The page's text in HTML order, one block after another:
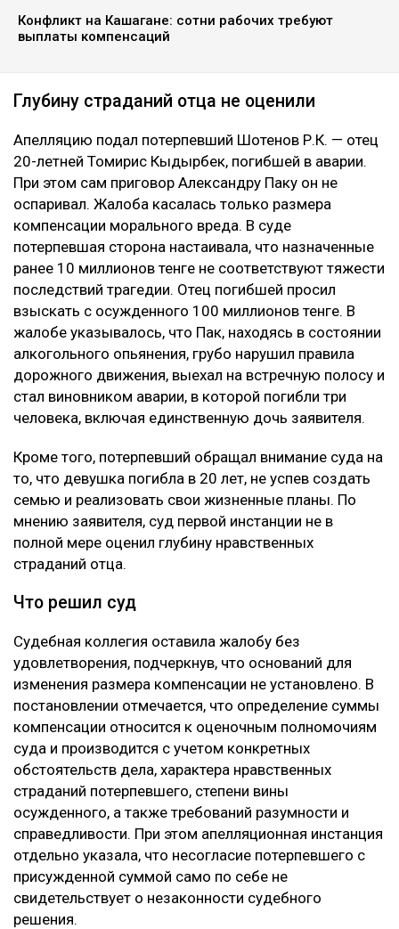
Конфликт на Кашагане: сотни рабочих требуют
выплаты компенсаций
Глубину страданий отца не оценили
Апелляцию подал потерпевший Шотенов Р.К. — отец
20-летней Томирис Кыдырбек, погибшей в аварии.
При этом сам приговор Александру Паку он не
оспаривал. Жалоба касалась только размера
компенсации морального вреда. В суде
потерпевшая сторона настаивала, что назначенные
ранее 10 миллионов тенге не соответствуют тяжести
последствий трагедии. Отец погибшей просил
взыскать с осужденного 100 миллионов тенге. В
жалобе указывалось, что Пак, находясь в состоянии
алкогольного опьянения, грубо нарушил правила
дорожного движения, выехал на встречную полосу и
стал виновником аварии, в которой погибли три
человека, включая единственную дочь заявителя.
Кроме того, потерпевший обращал внимание суда на
то, что девушка погибла в 20 лет, не успев создать
семью и реализовать свои жизненные планы. По
мнению заявителя, суд первой инстанции не в
полной мере оценил глубину нравственных
страданий отца.
Что решил суд
Судебная коллегия оставила жалобу без
удовлетворения, подчеркнув, что оснований для
изменения размера компенсации не установлено. В
постановлении отмечается, что определение суммы
компенсации относится к оценочным полномочиям
суда и производится с учетом конкретных
обстоятельств дела, характера нравственных
страданий потерпевшего, степени вины
осужденного, а также требований разумности и
справедливости. При этом апелляционная инстанция
отдельно указала, что несогласие потерпевшего с
присужденной суммой само по себе не
свидетельствует о незаконности судебного
решения.